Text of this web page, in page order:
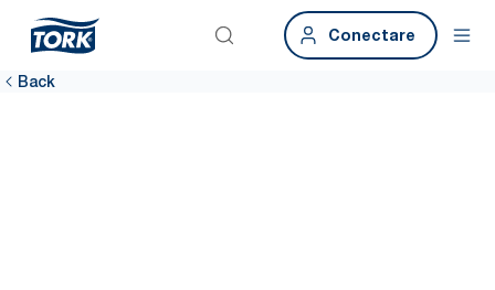
Conectare
Back